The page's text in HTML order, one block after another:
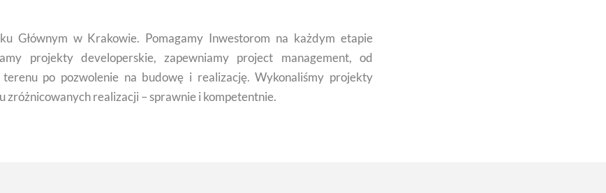
Głównym w Krakowie. Pomagamy Inwestorom na każdym etapie
projekty developerskie, zapewniamy project management, od
terenu po pozwolenie na budowę i realizację. Wykonaliśmy projekty
zróżnicowanych realizacji – sprawnie i kompetentnie.